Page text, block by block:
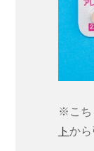
※こち
ト から